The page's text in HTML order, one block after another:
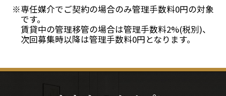
専任媒介でご契約の場合のみ管理手数料0円の対象
です。
賃貸中の管理移管の場合は管理手数料2%(税別)、
次回募集時以降は管理手数料0円となります。